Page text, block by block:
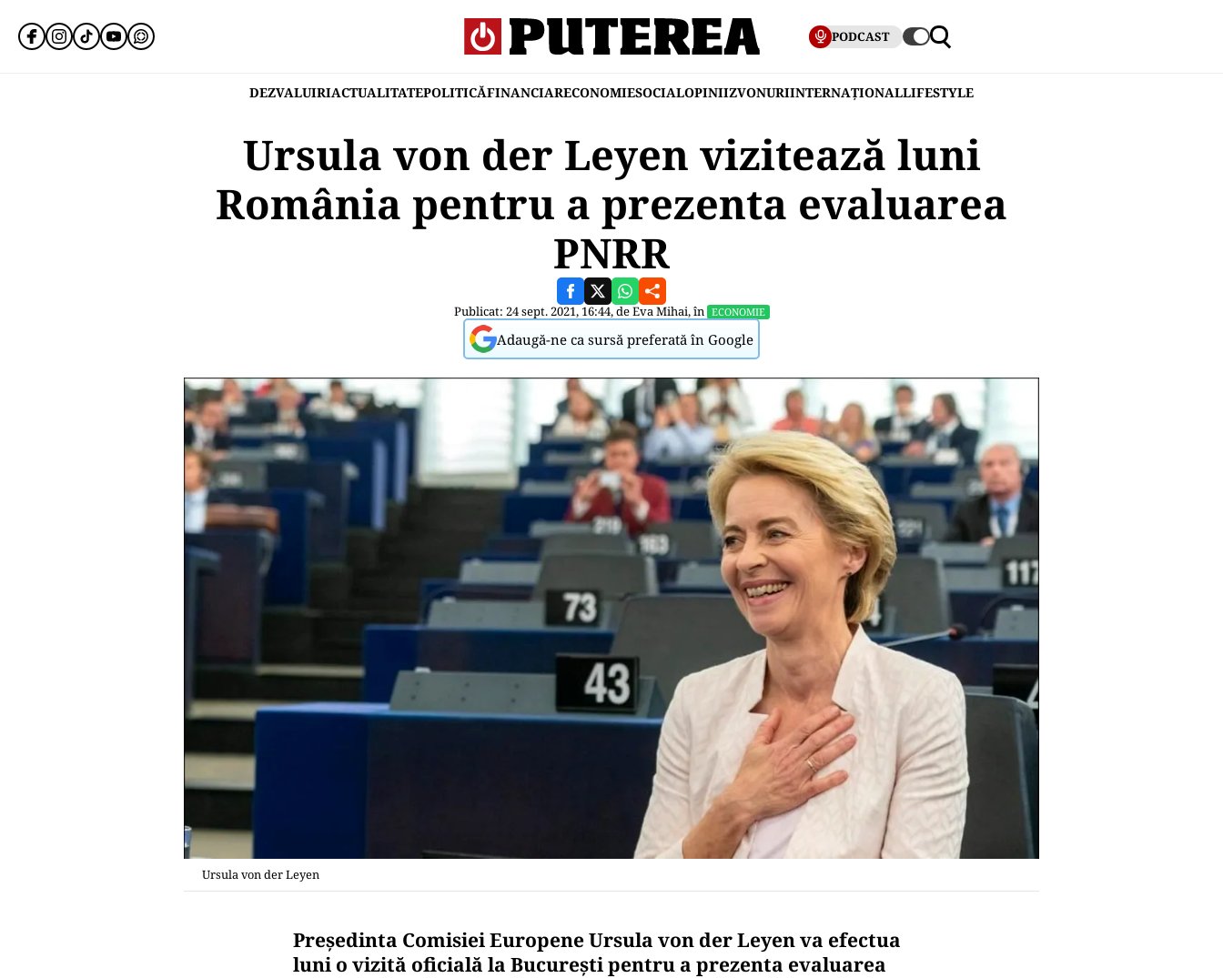
PODCAST
DEZVALUIRIACTUALITATEPOLITICĂFINANCIARECONOMIESOCIALOPINIIZVONURIINTERNAȚIONALLIFESTYLE
Ursula von der Leyen vizitează luni
România pentru a prezenta evaluarea
PNRR
Publicat: 24 sept. 2021, 16:44, deEva Mihai, în ECONOMIE
Adaugă-ne ca sursă preferată în Google
Ursula von der Leyen
Preşedinta Comisiei Europene Ursula von der Leyen va efectua
luni o vizită oficială la Bucureşti pentru a prezenta evaluarea